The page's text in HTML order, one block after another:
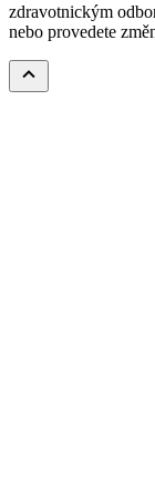
zdravotnickým
nebo provedete